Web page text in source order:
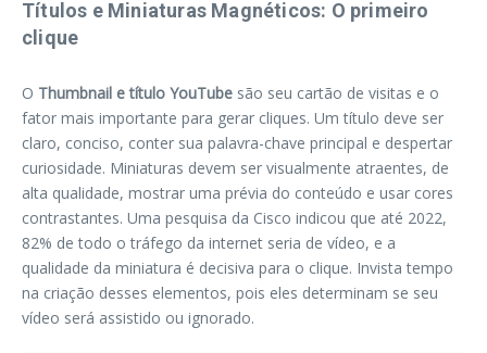
Títulos e Miniaturas Magnéticos: O primeiro
clique
O Thumbnail e título YouTube são seu cartão de visitas e o
fator mais importante para gerar cliques. Um título deve ser
claro, conciso, conter sua palavra-chave principal e despertar
curiosidade. Miniaturas devem ser visualmente atraentes, de
alta qualidade, mostrar uma prévia do conteúdo e usar cores
contrastantes. Uma pesquisa da Cisco indicou que até 2022,
82% de todo o tráfego da internet seria de vídeo, e a
qualidade da miniatura é decisiva para o clique. Invista tempo
na criação desses elementos, pois eles determinam se seu
vídeo será assistido ou ignorado.